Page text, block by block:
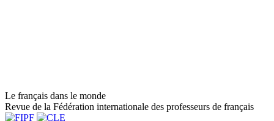
Le français dans le monde
Revue de la Fédération internationale des professeurs de français